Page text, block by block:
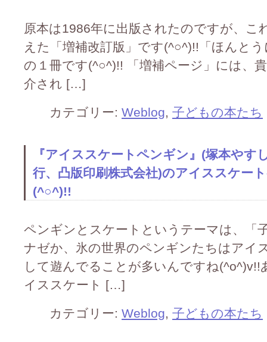
原本は1986年に出版されたのですが、こ
えた「増補改訂版」です(^○^)!!「ほんと
の１冊です(^○^)!! 「増補ページ」には、
介され […]
カテゴリー: Weblog, 子どもの本たち
『アイススケートペンギン』(塚本やす
行、凸版印刷株式会社)のアイススケー
(^○^)!!
ペンギンとスケートというテーマは、「
ナゼか、氷の世界のペンギンたちはアイ
して遊んでることが多いんですね
イススケート […]
カテゴリー: Weblog, 子どもの本たち